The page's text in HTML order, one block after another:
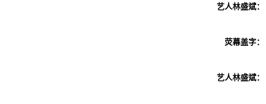
艺人林盛斌：
荧幕盖字：
艺人林盛斌：